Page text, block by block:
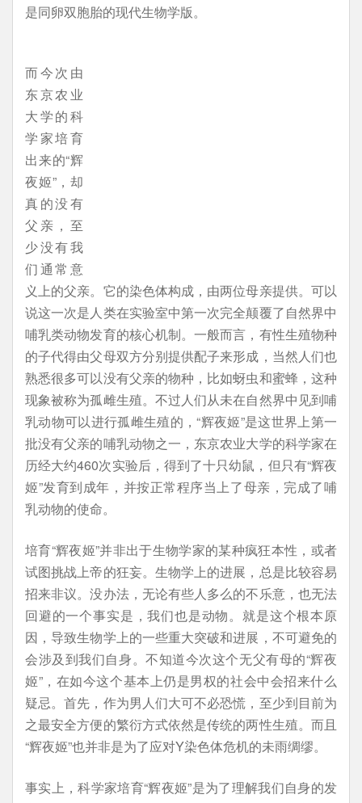
是同卵双胞胎的现代生物学版。
而今次由
东京农业
大学的科
学家培育
出来的“辉
夜姬”，却
真的没有
父亲，至
少没有我
们通常意
义上的父亲。它的染色体构成，由两位母亲提供。可以
说这一次是人类在实验室中第一次完全颠覆了自然界中
哺乳类动物发育的核心机制。一般而言，有性生殖物种
的子代得由父母双方分别提供配子来形成，当然人们也
熟悉很多可以没有父亲的物种，比如蚜虫和蜜蜂，这种
现象被称为孤雌生殖。不过人们从未在自然界中见到哺
乳动物可以进行孤雌生殖的，“辉夜姬”是这世界上第一
批没有父亲的哺乳动物之一，东京农业大学的科学家在
历经大约460次实验后，得到了十只幼鼠，但只有“辉夜
姬”发育到成年，并按正常程序当上了母亲，完成了哺
乳动物的使命。
培育“辉夜姬”并非出于生物学家的某种疯狂本性，或者
试图挑战上帝的狂妄。生物学上的进展，总是比较容易
招来非议。没办法，无论有些人多么的不乐意，也无法
回避的一个事实是，我们也是动物。就是这个根本原
因，导致生物学上的一些重大突破和进展，不可避免的
会涉及到我们自身。不知道今次这个无父有母的“辉夜
姬”，在如今这个基本上仍是男权的社会中会招来什么
疑忌。首先，作为男人们大可不必恐慌，至少到目前为
之最安全方便的繁衍方式依然是传统的两性生殖。而且
“辉夜姬”也并非是为了应对Y染色体危机的未雨绸缪。
事实上，科学家培育“辉夜姬”是为了理解我们自身的发